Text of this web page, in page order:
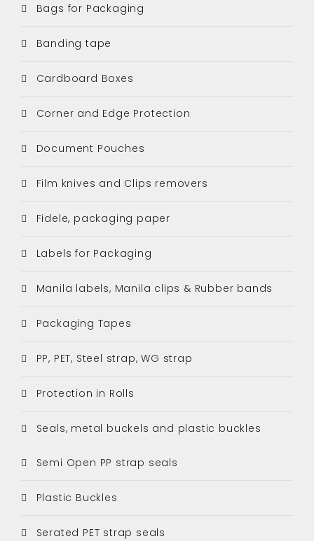
Bags for Packaging
Banding tape
Cardboard Boxes
Corner and Edge Protection
Document Pouches
Film knives and Clips removers
Fidele, packaging paper
Labels for Packaging
Manila labels, Manila clips & Rubber bands
Packaging Tapes
PP, PET, Steel strap, WG strap
Protection in Rolls
Seals, metal buckels and plastic buckles
Semi Open PP strap seals
Plastic Buckles
Serated PET strap seals